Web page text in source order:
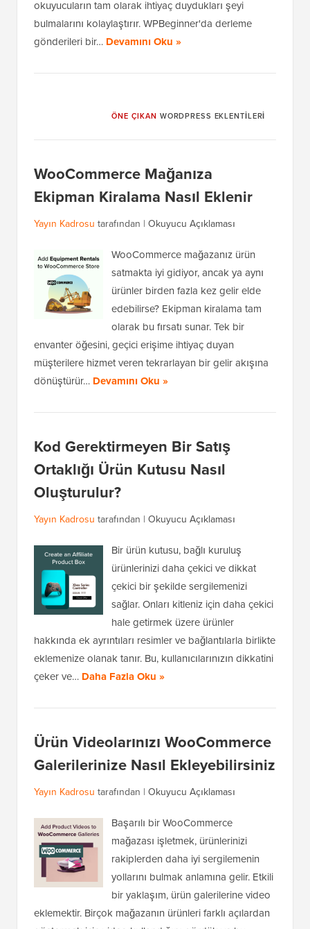
okuyucuların tam olarak ihtiyaç duydukları şeyi
bulmalarını kolaylaştırır. WPBeginner'da derleme
gönderileri bir… Devamını Oku »
ÖNE ÇIKAN WORDPRESS EKLENTILERI
WooCommerce Mağanıza
Ekipman Kiralama Nasıl Eklenir
Yayın Kadrosu tarafından | Okuyucu Açıklaması
WooCommerce mağazanız ürün
satmakta iyi gidiyor, ancak ya aynı
ürünler birden fazla kez gelir elde
edebilirse? Ekipman kiralama tam
olarak bu fırsatı sunar. Tek bir
envanter öğesini, geçici erişime ihtiyaç duyan
müşterilere hizmet veren tekrarlayan bir gelir akışına
dönüştürür… Devamını Oku »
Kod Gerektirmeyen Bir Satış
Ortaklığı Ürün Kutusu Nasıl
Oluşturulur?
Yayın Kadrosu tarafından | Okuyucu Açıklaması
Bir ürün kutusu, bağlı kuruluş
ürünlerinizi daha çekici ve dikkat
çekici bir şekilde sergilemenizi
sağlar. Onları kitleniz için daha çekici
hale getirmek üzere ürünler
hakkında ek ayrıntıları resimler ve bağlantılarla birlikte
eklemenize olanak tanır. Bu, kullanıcılarınızın dikkatini
çeker ve… Daha Fazla Oku »
Ürün Videolarınızı WooCommerce
Galerilerinize Nasıl Ekleyebilirsiniz
Yayın Kadrosu tarafından | Okuyucu Açıklaması
Başarılı bir WooCommerce
mağazası işletmek, ürünlerinizi
rakiplerden daha iyi sergilemenin
yollarını bulmak anlamına gelir. Etkili
bir yaklaşım, ürün galerilerine video
eklemektir. Birçok mağazanın ürünleri farklı açılardan